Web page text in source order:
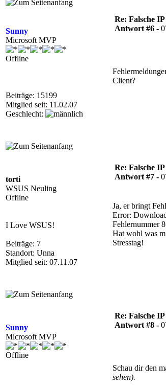
Sunny
Microsoft MVP
Offline
Beiträge: 15199
Mitglied seit: 11.02.07
Geschlecht:
Re: Falsche
Antwort #6 -
Client?
torti
WSUS Neuling
Offline
I Love WSUS!
Beiträge: 7
Standort: Unna
Mitglied seit: 07.11.07
Re: Falsche
Antwort #7 -
Ja, er bringt
Error:
Fehlernummer
Hat wohl was
Stresstag!
Sunny
Microsoft MVP
Offline
Re: Falsche
Antwort #8 -
Schau dir den
sehen).